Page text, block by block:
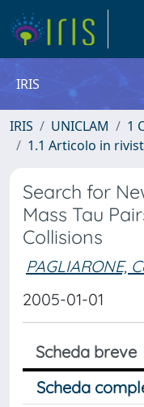
IRIS
IRIS UNICLAM
1
1.1 Articolo in
Search for
Mass Tau
Collisions
PAGLIARONE,
2005-01-01
Scheda breve
Scheda